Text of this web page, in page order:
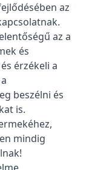
az
az a
és
érzékeli a
beszélni és
is.
mindig